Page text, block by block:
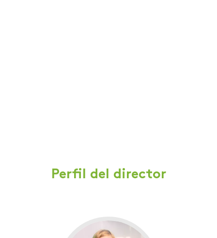
Perfil del director